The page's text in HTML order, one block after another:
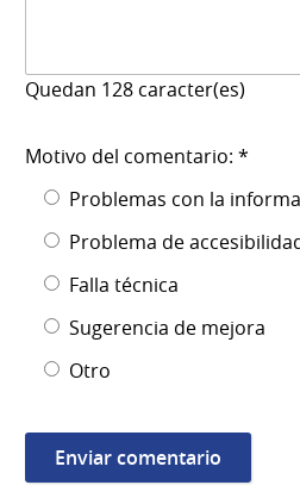
Quedan 128 caracter(es)
Motivo del comentario: *
Problemas con la
Problema de
Falla técnica
Sugerencia de mejora
Otro